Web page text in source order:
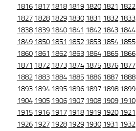
1816 1817 1818 1819 1820 1821 1822
1827 1828 1829 1830 1831 1832 1833
1838 1839 1840 1841 1842 1843 1844
1849 1850 1851 1852 1853 1854 1855
1860 1861 1862 1863 1864 1865 1866
1871 1872 1873 1874 1875 1876 1877
1882 1883 1884 1885 1886 1887 1888
1893 1894 1895 1896 1897 1898 1899
1904 1905 1906 1907 1908 1909 1910
1915 1916 1917 1918 1919 1920 1921
1926 1927 1928 1929 1930 1931 1932